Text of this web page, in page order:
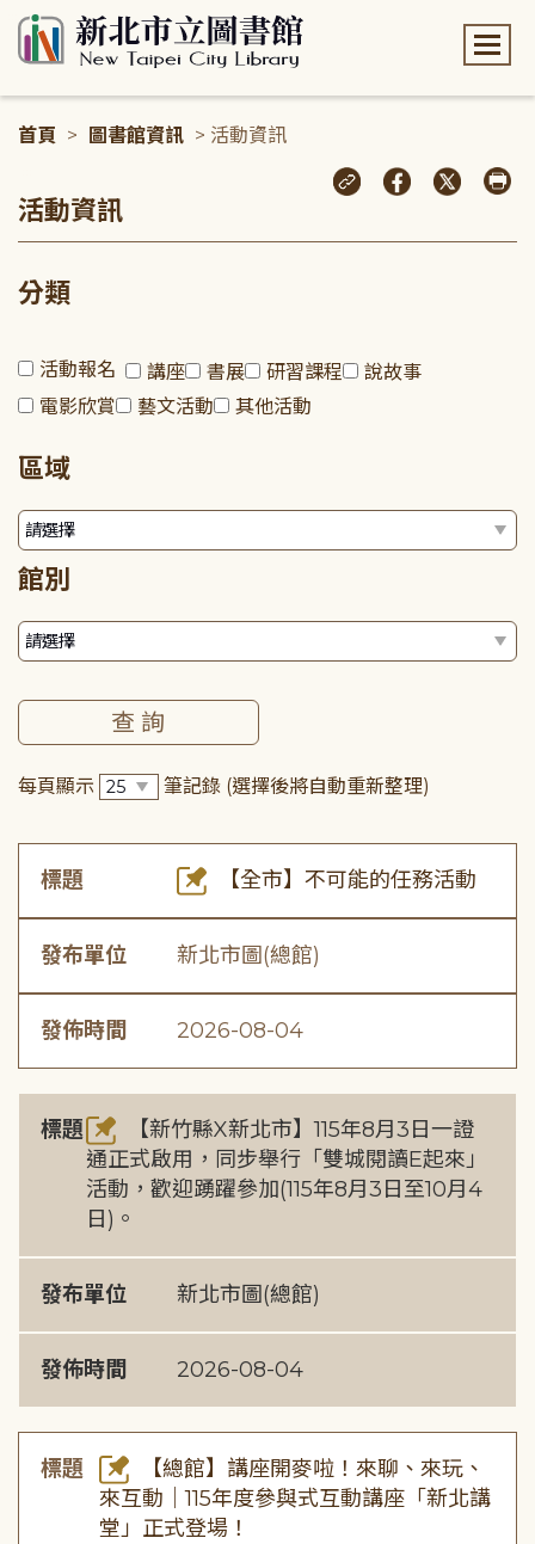
首頁 > 圖書館資訊 > 活動資訊
活動資訊
分類
活動報名 講座 書展 研習課程
說故事
電影欣賞
藝文活動 其他活動
區域
館別
每頁顯示 筆記錄 (選擇後將自動重新整理)
標題 【全市】不可能的任務活動
發布單位 新北市圖(總館)
發佈時間 2026-08-04
標題
【新竹縣X新北市】115年8月3日一證
通正式啟用，同步舉行「雙城閱讀E起來」
活動，歡迎踴躍參加(115年8月3日至10月4
日)。
發布單位 新北市圖(總館)
發佈時間 2026-08-04
標題
【總館】講座開麥啦！來聊、來玩、
來互動｜115年度參與式互動講座「新北講
堂」正式登場！